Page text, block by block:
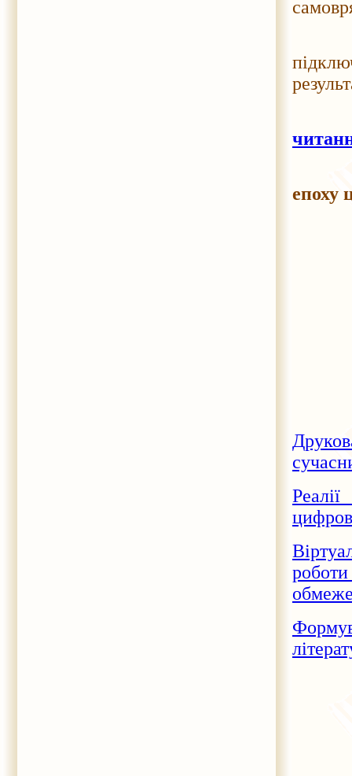
епоху